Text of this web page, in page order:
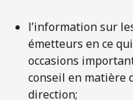
l’information sur
émetteurs en ce
occasions
conseil en matière
direction;